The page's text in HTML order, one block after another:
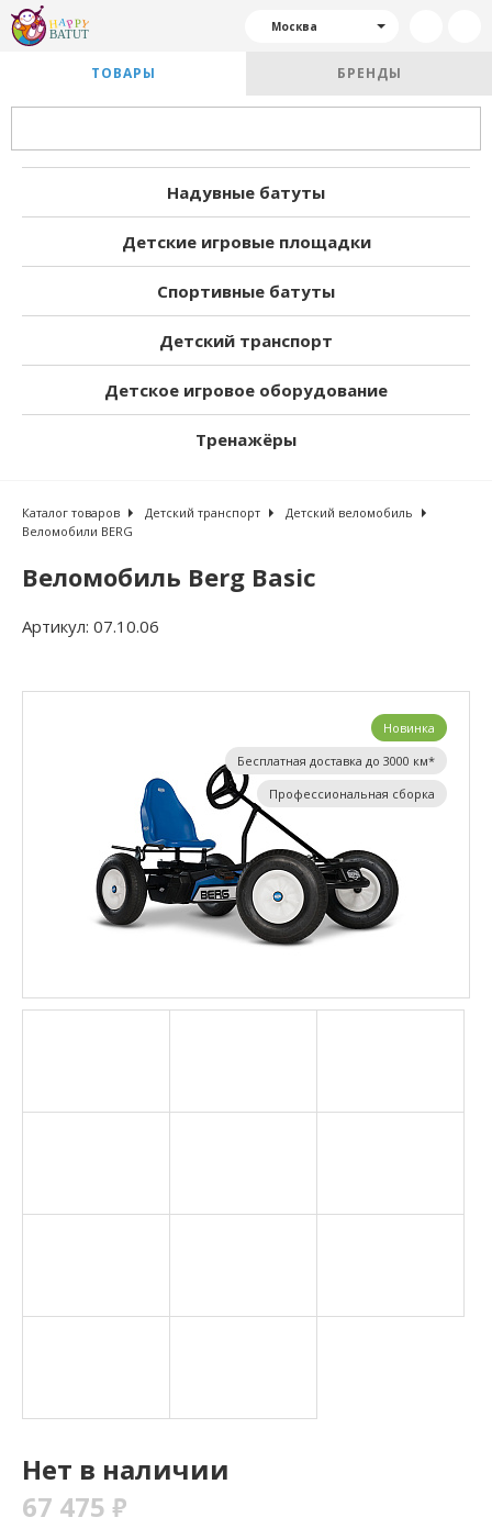
Москва
ТОВАРЫ БРЕНДЫ
Надувные батуты
Детские игровые площадки
Спортивные батуты
Детский транспорт
Детское игровое оборудование
Тренажёры
Каталог товаров Детский транспорт
Детский веломобиль
Веломобили BERG
Веломобиль Berg Basic
Артикул: 07.10.06
Новинка
Бесплатная доставка до 3000 км*
Профессиональная сборка
Нет в наличии
67 475 ₽